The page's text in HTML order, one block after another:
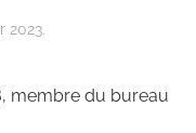
2023.
membre du bureau